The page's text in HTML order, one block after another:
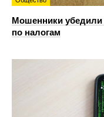
Мошенники убедили
по налогам